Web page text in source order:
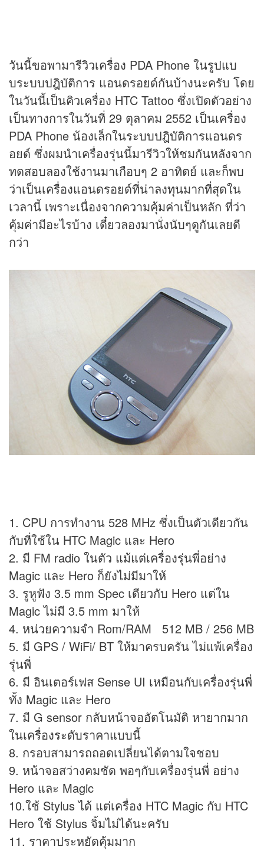
วันนี้ขอพามารีวิวเครื่อง PDA Phone ในรูปแบ
บระบบปฎิบัติการ แอนดรอยด์กันบ้างนะครับ โดย
ในวันนี้เป็นคิวเครื่อง HTC Tattoo ซึ่งเปิดตัวอย่าง
เป็นทางการในวันที่ 29 ตุลาคม 2552 เป็นเครื่อง
PDA Phone น้องเล็กในระบบปฎิบัติการแอนดร
อยด์ ซึ่งผมนำเครื่องรุ่นนี้มารีวิวให้ชมกันหลังจาก
ทดสอบลองใช้งานมาเกือบๆ 2 อาทิตย์ และก็พบ
ว่าเป็นเครื่องแอนดรอยด์ที่น่าลงทุนมากที่สุดใน
เวลานี้ เพราะเนื่องจากความคุ้มค่าเป็นหลัก ที่ว่า
คุ้มค่ามีอะไรบ้าง เดี๋ยวลองมานั่งนับๆดูกันเลยดี
กว่า
1. CPU การทำงาน 528 MHz ซึ่งเป็นตัวเดียวกัน
กับที่ใช้ใน HTC Magic และ Hero
2. มี FM radio ในตัว แม้แต่เครื่องรุ่นพี่อย่าง
Magic และ Hero ก็ยังไม่มีมาให้
3. รูหูฟัง 3.5 mm Spec เดียวกับ Hero แต่ใน
Magic ไม่มี 3.5 mm มาให้
4. หน่วยความจำ Rom/RAM 512 MB / 256 MB
5. มี GPS / WiFi/ BT ให้มาครบครัน ไม่แพ้เครื่อง
รุ่นพี่
6. มี อินเตอร์เฟส Sense UI เหมือนกับเครื่องรุ่นพี่
ทั้ง Magic และ Hero
7. มี G sensor กลับหน้าจออัตโนมัติ หายากมาก
ในเครื่องระดับราคาแบบนี้
8. กรอบสามารถถอดเปลี่ยนได้ตามใจชอบ
9. หน้าจอสว่างคมชัด พอๆกับเครื่องรุ่นพี่ อย่าง
Hero และ Magic
10.ใช้ Stylus ได้ แต่เครื่อง HTC Magic กับ HTC
Hero ใช้ Stylus จิ้มไม่ได้นะครับ
11. ราคาประหยัดคุ้มมาก